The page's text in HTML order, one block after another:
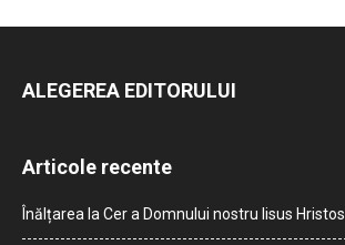
ALEGEREA EDITORULUI
Articole recente
Înălțarea la Cer a Domnului nostru Iisus Hristos